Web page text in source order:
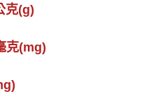
克(g)
克(mg)